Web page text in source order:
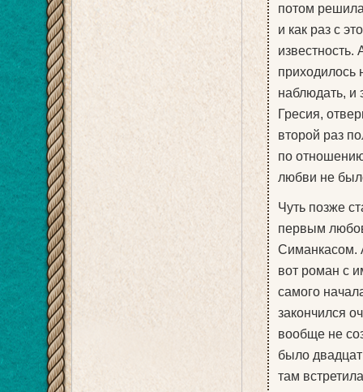
потом
и как раз с
известность.
приходилось
наблюдать, и
Гресия,
второй раз
по
любви не
Чуть позже
первым
Симанкасом.
вот роман с
самого
закончился
вообще не
было
там